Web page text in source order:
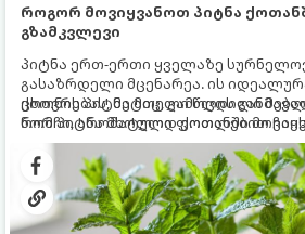
როგორ მოვიყვანოთ პიტნა
გზამკვლევი
პიტნა ერთ-ერთი ყველაზე
გასაზრდელი მცენარეა. ის
ცხოვრებას, მეტიც, გამოცდილი
რომ პიტნა მხოლოდ ქოთანში
გრუნტში (ბაღში) დარგვისას ის
სწრაფად ვრცელდება და სხვა
ქოთნის პიტნა მთელი წლის
ნორჩი, არომატული ფოთლებით
კერძებისთვის.